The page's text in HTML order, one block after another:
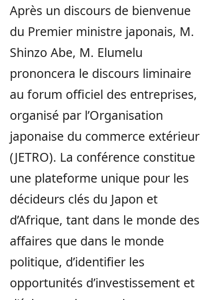
Après un discours de bienvenue
du Premier ministre japonais, M.
Shinzo Abe, M. Elumelu
prononcera le discours liminaire
au forum officiel des entreprises,
organisé par l’Organisation
japonaise du commerce extérieur
(JETRO). La conférence constitue
une plateforme unique pour les
décideurs clés du Japon et
d’Afrique, tant dans le monde des
affaires que dans le monde
politique, d’identifier les
opportunités d’investissement et